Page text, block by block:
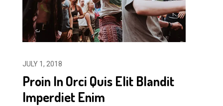
JULY 1, 2018
Proin In Orci Quis Elit Blandit
Imperdiet Enim